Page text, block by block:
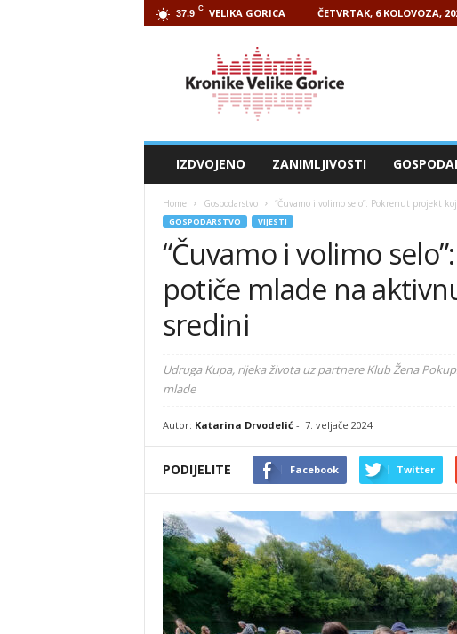
37.9 C VELIKA GORICA ČETVRTAK, 6 KOLOVOZA,
IZDVOJENO ZANIMLJIVOSTI
Home Gospodarstvo “Čuvamo i volimo selo”: Pokrenut projekt
GOSPODARSTVO VIJESTI
“Čuvamo i volimo
potiče mlade na
sredini
Udruga Kupa, rijeka života uz partnere Klub Žena
mlade
Autor: Katarina Drvodelić- 7. veljače 2024
PODIJELITE Facebook Twitter